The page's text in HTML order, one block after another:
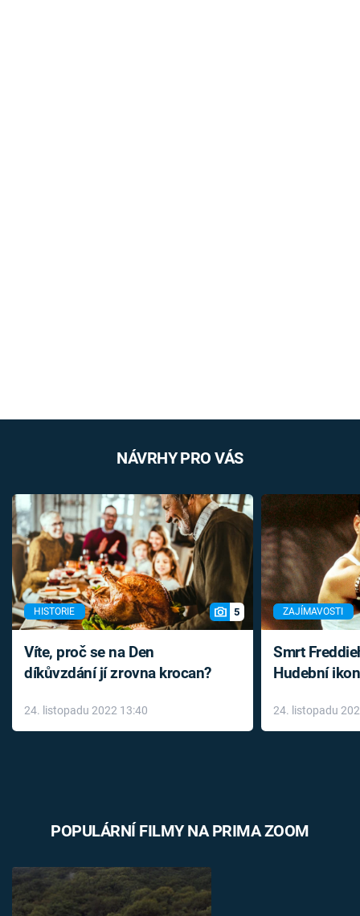
NÁVRHY PRO VÁS
HISTORIE 5
Víte, proč se na Den
díkůvzdání jí zrovna krocan?
24. listopadu 2022 13:40
ZAJÍMAVOSTI
Smrt
Hudební
léky
24. listopadu
POPULÁRNÍ FILMY NA PRIMA ZOOM